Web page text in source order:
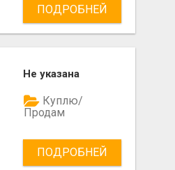
ПОДРОБНЕЙ
Не указана
Куплю/
Продам
ПОДРОБНЕЙ